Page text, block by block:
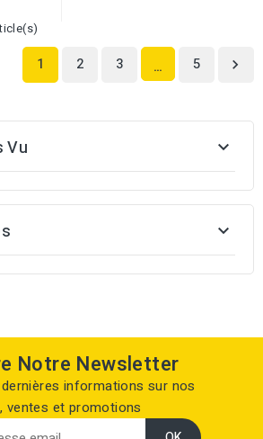
1 2 3 … 5 
Vu 

Notre Newsletter
informations sur nos
ventes et promotions